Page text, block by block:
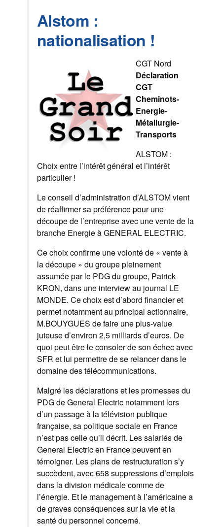
Alstom :
nationalisation !
CGT Nord
Déclaration
CGT
Cheminots-
Energie-
Métallurgie-
Transports
ALSTOM :
Choix entre l’intérêt général et l’intérêt
particulier !
Le conseil d’administration d’ALSTOM vient
de réaffirmer sa préférence pour une
découpe de l’entreprise avec une vente de la
branche Energie à GENERAL ELECTRIC.
Ce choix confirme une volonté de « vente à
la découpe » du groupe pleinement
assumée par le PDG du groupe, Patrick
KRON, dans une interview au journal LE
MONDE. Ce choix est d’abord financier et
permet notamment au principal actionnaire,
M.BOUYGUES de faire une plus-value
juteuse d’environ 2,5 milliards d’euros. De
quoi peut être le consoler de son échec avec
SFR et lui permettre de se relancer dans le
domaine des télécommunications.
Malgré les déclarations et les promesses du
PDG de General Electric notamment lors
d’un passage à la télévision publique
française, sa politique sociale en France
n’est pas celle qu’il décrit. Les salariés de
General Electric en France peuvent en
témoigner. Les plans de restructuration s’y
succèdent, avec 658 suppressions d’emplois
dans la division médicale comme de
l’énergie. Et le management à l’américaine a
de graves conséquences sur la vie et la
santé du personnel concerné.